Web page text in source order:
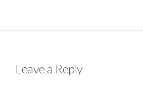
Leave a Reply